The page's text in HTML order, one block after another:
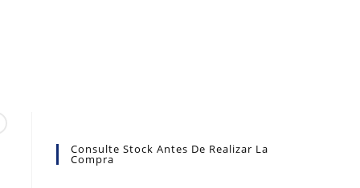
Consulte Stock Antes De Realizar La
Compra